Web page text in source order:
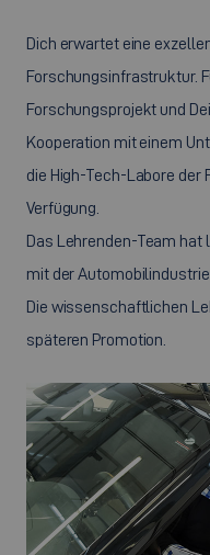
Dich erwartet eine
Forschungsinfrastruktur.
Forschungsprojekt und
Kooperation mit einem
die High-Tech-Labore der
Verfügung.
Das Lehrenden-Team
mit der
Die wissenschaftlichen
späteren Promotion.